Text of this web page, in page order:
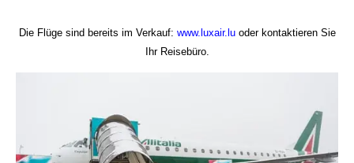
Die Flüge sind bereits im Verkauf: www.luxair.lu oder kontaktieren Sie
Ihr Reisebüro.